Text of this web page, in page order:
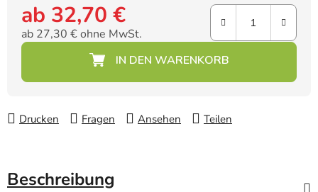
ab 32,70 €
ab 27,30 €ohne MwSt.
Drucken Fragen Ansehen Teilen
Beschreibung